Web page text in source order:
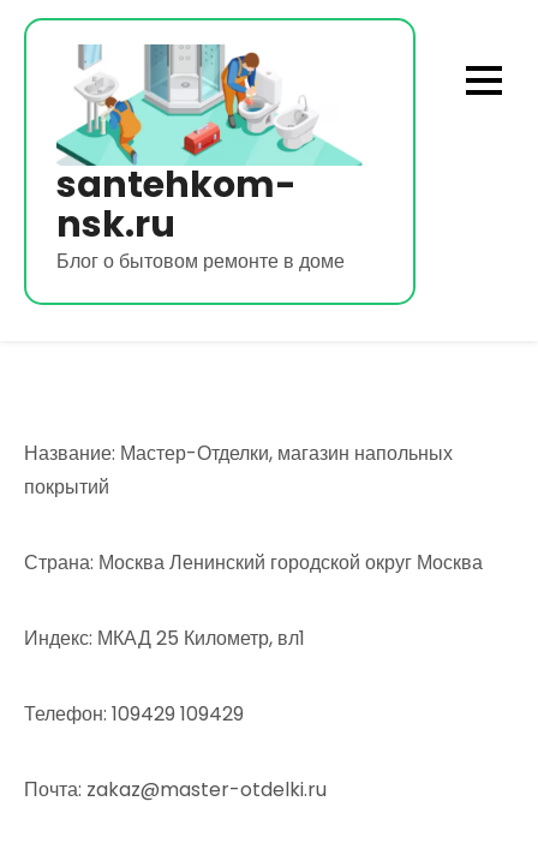
Перейти
содержимому
santehkom-
nsk.ru
Блог о бытовом ремонте в доме
Название: Мастер-Отделки, магазин напольных
покрытий
Страна: Москва Ленинский городской округ Москва
Индекс: МКАД 25 Километр, вл1
Телефон: 109429 109429
Почта: zakaz@master-otdelki.ru